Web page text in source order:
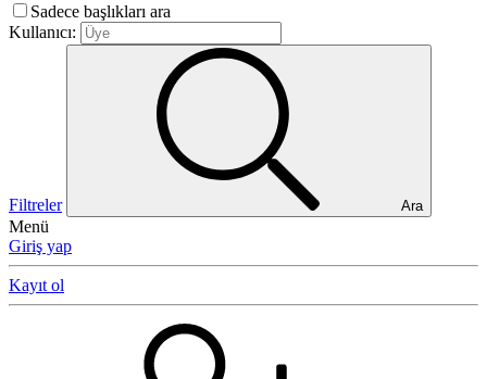
Sadece başlıkları ara
Kullanıcı:
Filtreler Ara
Menü
Giriş yap
Kayıt ol